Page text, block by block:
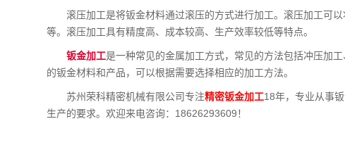
滚压加工是将钣金材料通过滚压的方式进行加工。滚压加工可
等。滚压加工具有精度高、成本较高、生产效率较低等特点。
钣金加工是一种常见的金属加工方式，常见的方法包括冲压加
的钣金材料和产品，可以根据需要选择相应的加工方法。
苏州荣科精密机械有限公司专注精密钣金加工18年，专业从事
生产的要求。欢迎来电咨询：18626293609！